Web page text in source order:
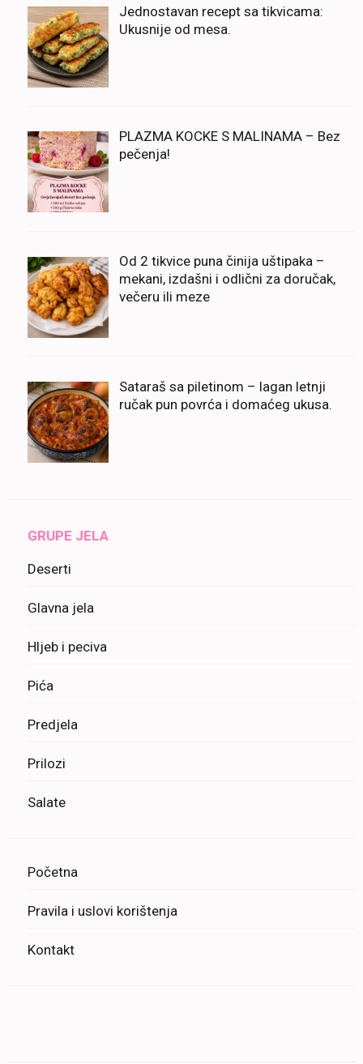
Jednostavan recept sa tikvicama:
Ukusnije od mesa.
PLAZMA KOCKE S MALINAMA – Bez
pečenja!
Od 2 tikvice puna činija uštipaka –
mekani, izdašni i odlični za doručak,
večeru ili meze
Sataraš sa piletinom – lagan letnji
ručak pun povrća i domaćeg ukusa.
GRUPE JELA
Deserti
Glavna jela
Hljeb i peciva
Pića
Predjela
Prilozi
Salate
Početna
Pravila i uslovi korištenja
Kontakt